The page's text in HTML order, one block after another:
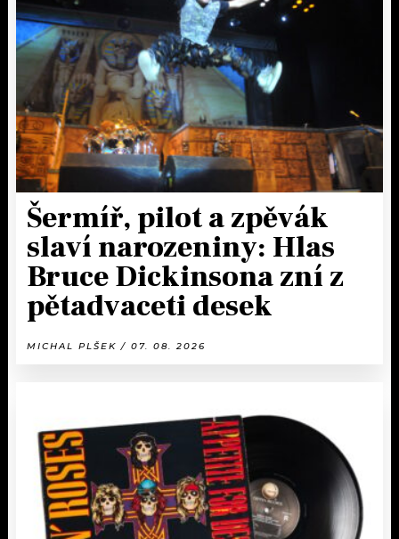
Šermíř, pilot a zpěvák
slaví narozeniny: Hlas
Bruce Dickinsona zní z
pětadvaceti desek
MICHAL PLŠEK / 07. 08. 2026